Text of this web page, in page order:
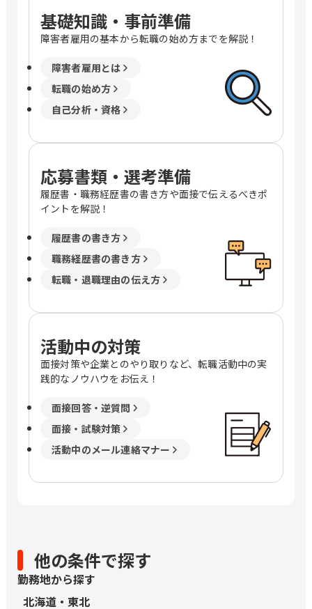
基礎知識・事前準備
障害者雇用の基本から転職の始め方までを解説！
障害者雇用とは
転職の始め方
自己分析・資格
応募書類・選考準備
履歴書・職務経歴書の書き方や面接で伝えるべきポ
イントを解説！
履歴書の書き方
職務経歴書の書き方
転職・退職理由の伝え方
活動中の対策
面接対策や企業とのやり取りなど、転職活動中の実
践的なノウハウをお伝え！
面接回答・逆質問
面接・試験対策
活動中のメール連絡マナー
他の条件で探す
勤務地から探す
北海道・東北